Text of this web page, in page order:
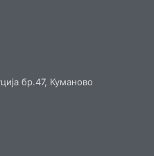
бр.47, Куманово